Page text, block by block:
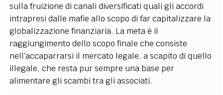
sulla fruizione di canali diversificati quali gli accordi
intrapresi dalle mafie allo scopo di far capitalizzare la
globalizzazione finanziaria. La meta è il
raggiungimento dello scopo finale che consiste
nell’accaparrarsi il mercato legale, a scapito di quello
illegale, che resta pur sempre una base per
alimentare gli scambi tra gli associati.